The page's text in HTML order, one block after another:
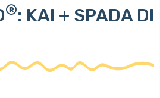
®: KAI + SPADA DI